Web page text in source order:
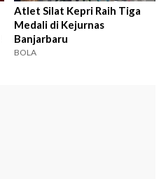
Atlet Silat Kepri Raih Tiga
Medali di Kejurnas
Banjarbaru
BOLA